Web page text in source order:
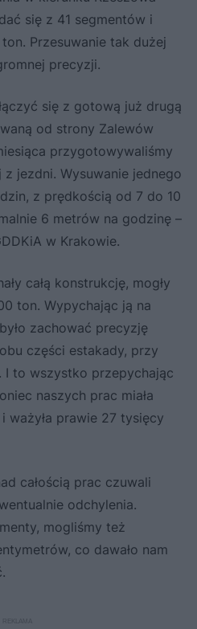
się z 41 segmentów i
Przesuwanie tak dużej
precyzji.
się z gotową już drugą
od strony Zalewów
przygotowywaliśmy
jezdni. Wysuwanie jednego
z prędkością od 7 do 10
6 metrów na godzinę –
w Krakowie.
całą konstrukcję, mogły
ton. Wypychając ją na
zachować precyzję
części estakady, przy
I to wszystko przepychając
naszych prac miała
ważyła prawie 27 tysięcy
całością prac czuwali
odchylenia.
mogliśmy też
co dawało nam